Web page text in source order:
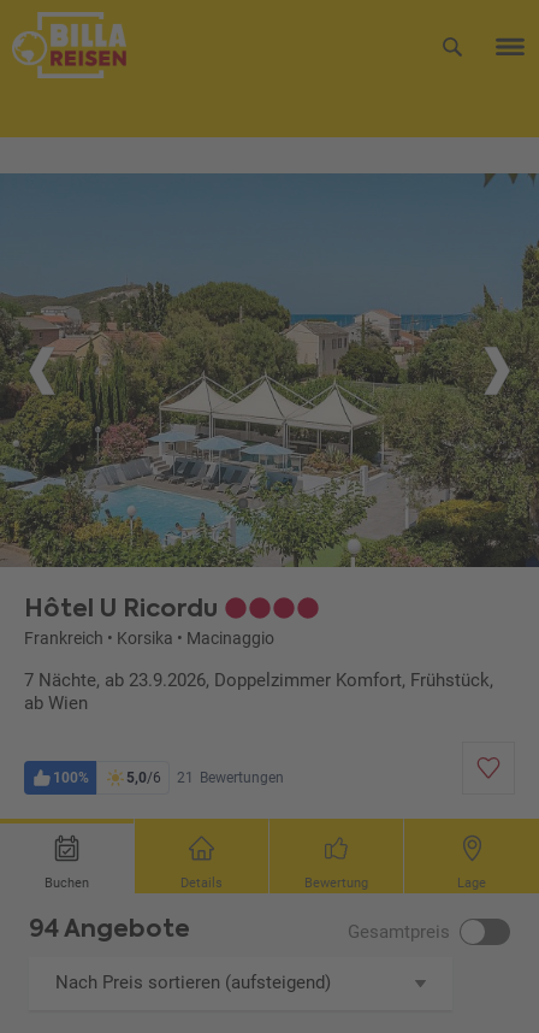
Hôtel U Ricordu
Frankreich • Korsika • Macinaggio
7 Nächte, ab 23.9.2026, Doppelzimmer Komfort, Frühstück,
ab Wien
100% 5,0/6 21 Bewertungen
Buchen Details Bewertung Lage
94 Angebote Gesamtpreis
Nach Preis sortieren (aufsteigend)